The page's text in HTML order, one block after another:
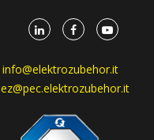
info@elektrozubehor.it
ez@pec.elektrozubehor.it